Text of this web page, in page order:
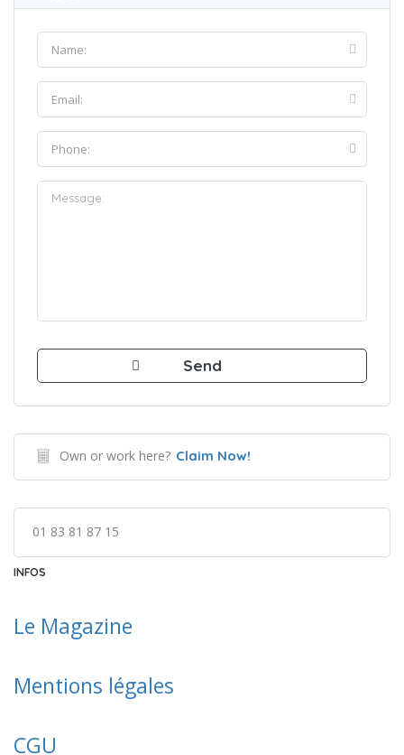
Own or work here? Claim Now!
01 83 81 87 15
INFOS
Le Magazine
Mentions légales
CGU